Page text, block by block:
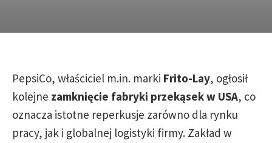
PepsiCo, właściciel m.in. marki Frito-Lay, ogłosił
kolejne zamknięcie fabryki przekąsek w USA, co
oznacza istotne reperkusje zarówno dla rynku
pracy, jak i globalnej logistyki firmy. Zakład w